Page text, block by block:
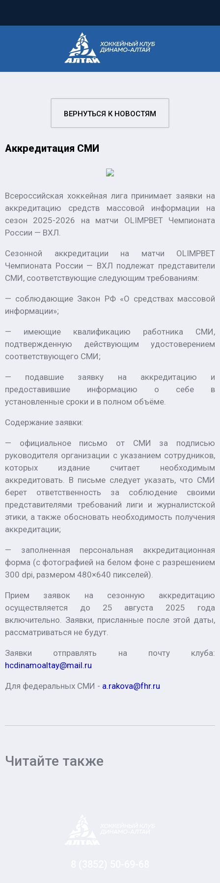
ВЕРНУТЬСЯ К НОВОСТЯМ
Аккредитация СМИ
Всероссийская хоккейная лига принимает заявки на
аккредитацию средств массовой информации на
сезон 2025-2026 на матчи OLIMPBET Чемпионата
России — ВХЛ.
Сезонной аккредитации на матчи OLIMPBET
Чемпионата России — ВХЛ подлежат представители
СМИ, соответствующие следующим требованиям:
— соблюдающие Закон РФ «О средствах массовой
информации»;
— имеющие квалификацию работника СМИ,
подтвержденную действующим удостоверением
соответствующего СМИ;
— подавшие заявку на аккредитацию и
предоставившие информацию о себе в
установленные сроки и в полном объёме.
Содержание заявки:
— официальное письмо от СМИ за подписью
руководителя организации с указанием сотрудников,
которых издание считает необходимым
аккредитовать. В письме следует указать, что СМИ
берет ответственность за соблюдение своими
представителями требований лиги и журналистской
этики, а также обосновать необходимость получения
аккредитации;
— заполненная персональная аккредитационная
форма (с фотографией на белом фоне с разрешением
300 dpi, размером 480×640 пикселей).
Прием заявок на сезонную аккредитацию
осуществляется до 25 августа 2025 года
включительно. Заявки, присланные после этой даты,
рассматриваться не будут.
Заявки отправлять на почту клуба:
hcdinamoaltay@mail.ru
Для федеральных СМИ - a.rakova@fhr.ru
Читайте также